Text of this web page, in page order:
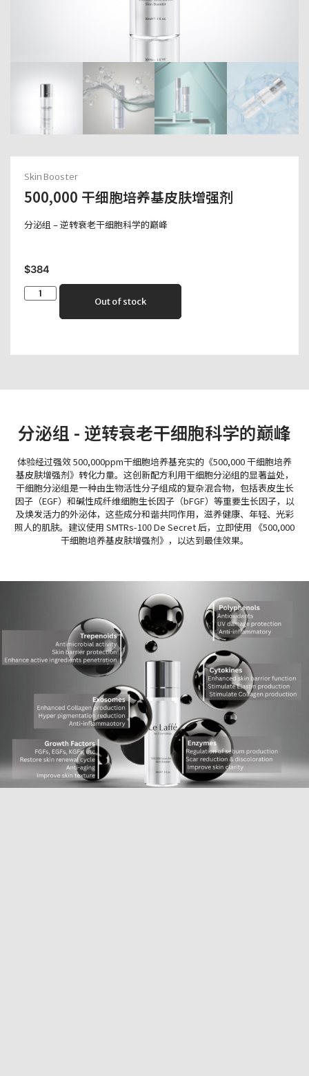
Skin Booster
500,000 干细胞培养基皮肤增强剂
分泌组 – 逆转衰老干细胞科学的巅峰
$384
Out of stock
分泌组 - 逆转衰老干细胞科学的巅峰
体验经过强效 500,000ppm干细胞培养基充实的《500,000 干细胞培养
基皮肤增强剂》转化力量。这创新配方利用干细胞分泌组的显著益处，
干细胞分泌组是一种由生物活性分子组成的复杂混合物，包括表皮生长
因子（EGF）和碱性成纤维细胞生长因子（bFGF）等重要生长因子，以
及焕发活力的外泌体，这些成分和谐共同作用，滋养健康、年轻、光彩
照人的肌肤。建议使用 SMTRs-100 De Secret 后，立即使用 《500,000
干细胞培养基皮肤增强剂》，以达到最佳效果。